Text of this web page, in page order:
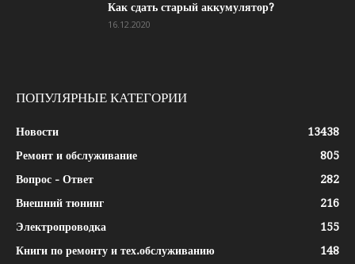
Как сдать старый аккумулятор?
16.12.2020
ПОПУЛЯРНЫЕ КАТЕГОРИИ
Новости
13438
Ремонт и обслуживание
805
Вопрос - Ответ
282
Внешний тюнинг
216
Электропроводка
155
Книги по ремонту и тех.обслуживанию
148